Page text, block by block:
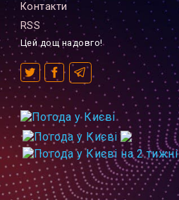
Контакти
RSS
Цей дощ надовго!